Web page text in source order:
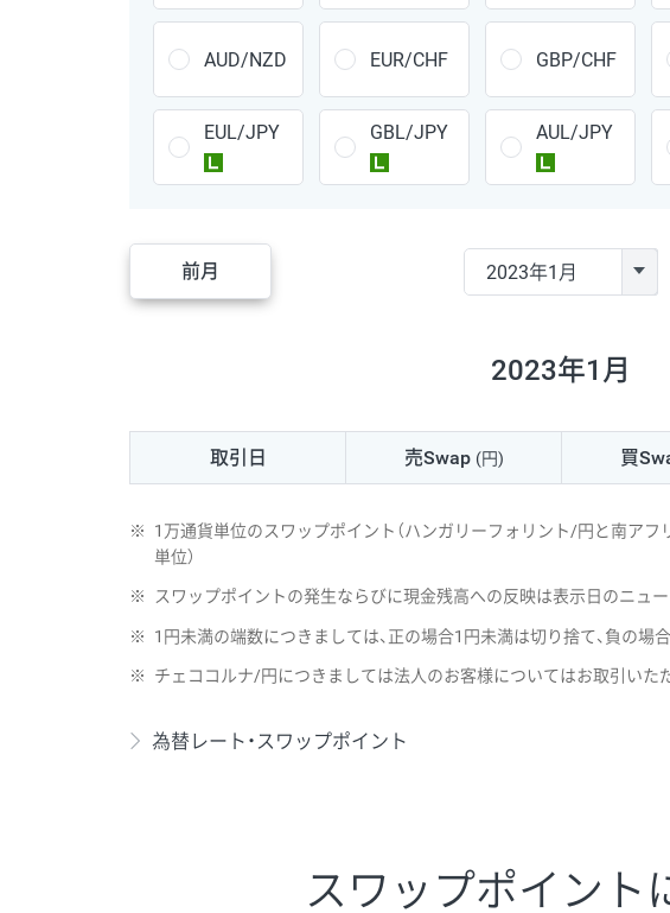
PLN/JPY 35円
HUF/JPY 16円
ZAR/JPY 130円
MXN/JPY 140円
AUD/USD
EUR/AUD 103円
160円
AUD/NZD EUR/CHF GBP/CHF
EUL/JPY
GBL/JPY
AUL/JPY
前月
2023年1月
取引日 売Swap (円) 買
※
1万通貨単位のスワップポイント（ハンガリーフォリント/円と南ア
単位）
※ スワップポイントの発生ならびに現金残高への反映は表示日のニュ
※ 1円未満の端数につきましては、正の場合1円未満は切り捨て、負の場
※ チェココルナ/円につきましては法人のお客様についてはお取引いた
為替レート・スワップポイント
スワップポイント